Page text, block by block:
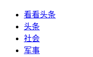
看看头条
头条
社会
军事